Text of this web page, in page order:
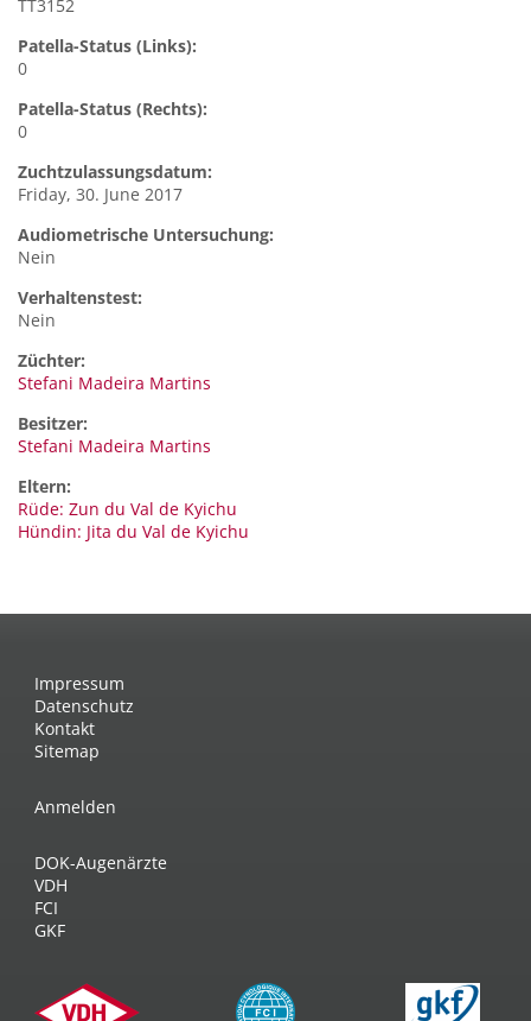
TT3152
Patella-Status (Links):
0
Patella-Status (Rechts):
0
Zuchtzulassungsdatum:
Friday, 30. June 2017
Audiometrische Untersuchung:
Nein
Verhaltenstest:
Nein
Züchter:
Stefani Madeira Martins
Besitzer:
Stefani Madeira Martins
Eltern:
Rüde: Zun du Val de Kyichu
Hündin: Jita du Val de Kyichu
Impressum
Datenschutz
Kontakt
Sitemap
Anmelden
DOK-Augenärzte
VDH
FCI
GKF